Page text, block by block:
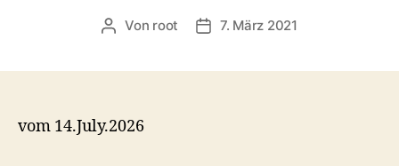
Beitragsautor
Von root Beitragsdatum
7. März 2021
vom 14.July.2026